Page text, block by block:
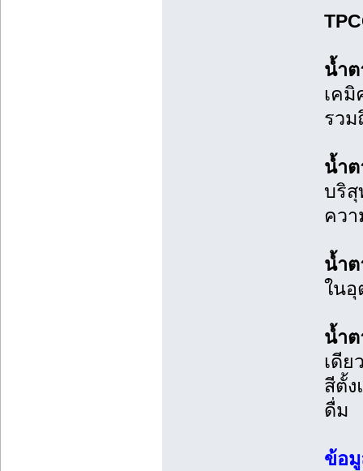
น้ำต
เค
รวม
น้ำ
บริสุ
ควา
น้ำ
ในอุ
น้ำต
เดี
สีตั้ง
ดื่ม
ข้อมู